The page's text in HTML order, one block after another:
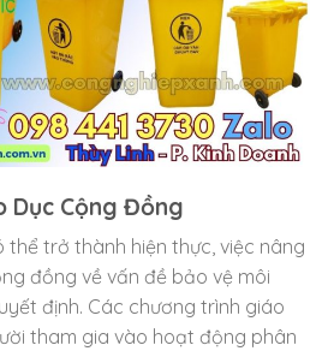
Dục Cộng Đồng
trở thành hiện thực, việc nâng
đồng về vấn đề bảo vệ môi
định. Các chương trình giáo
tham gia vào hoạt động phân